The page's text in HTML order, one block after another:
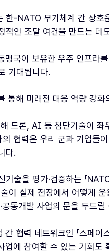
한-NATO 무기체계 간 상
적인 조달 여건을 만드는 데
국이 보유한 우주 인프라
기대됩니다.
통해 미래전 대응 역량 강화
드론, AI 등 첨단기술이 좌
협력은 우리 군과 기업들
다.
술을 평가·검증하는 「
이 실제 전장에서 어떻게
동개발 사업의 문을 두드릴
협력 네트워크인 「스페
에 참여할 수 있는 기회도